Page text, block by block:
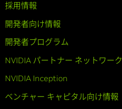
採用情報
開発者向け情報
開発者プログラム
NVIDIA パートナー ネットワーク
NVIDIA Inception
ベンチャー キャピタル向け情報